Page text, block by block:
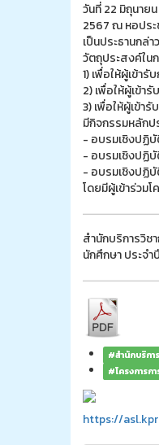
วันที่ 22 มิถุนาย
2567 ณ หอประ
เป็นประธานกล่
วัตถุประสงค์ใน
1) เพื่อให้ผู้เข้า
2) เพื่อให้ผู้เข้า
3) เพื่อให้ผู้เข้า
มีกิจกรรมหลักป
- อบรมเชิงปฏิบั
- อบรมเชิงปฏิ
- อบรมเชิงปฏิบั
โดยมีผู้เข้าร่วม
สำนักบริการวิช
นักศึกษา ประจ
#สำนักบริกา
#โครงการก
https://